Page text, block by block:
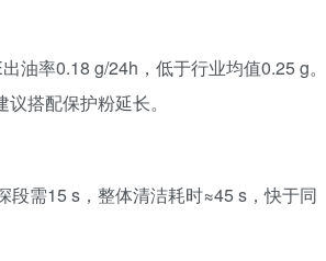
油率0.18 g/24h，低于行业均值0.25 g。
搭配保护粉延长。
段需15 s，整体清洁耗时≈45 s，快于同